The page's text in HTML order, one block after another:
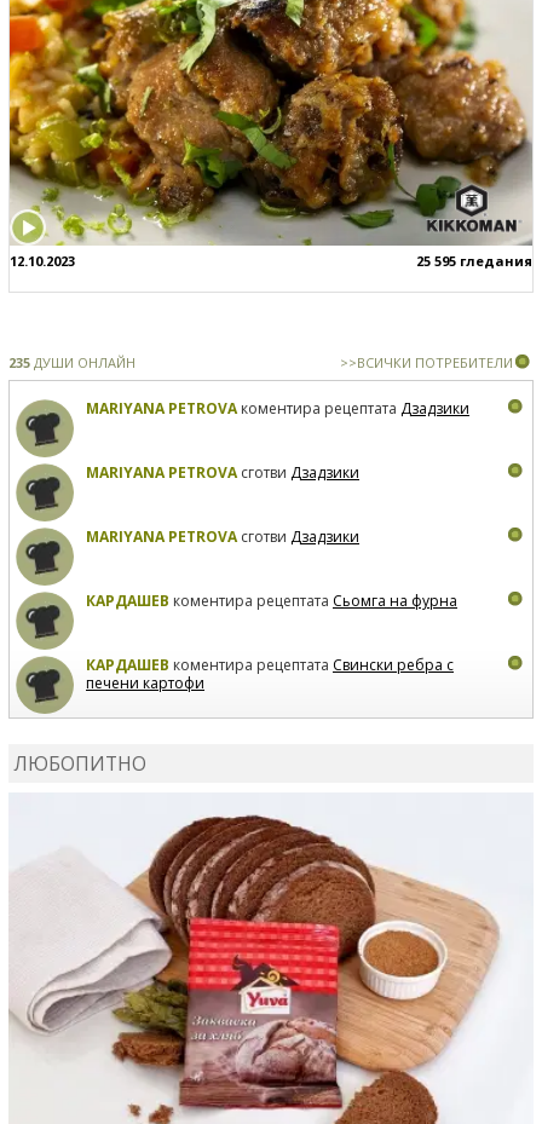
12.10.2023 25 595 гледания
235 ДУШИ ОНЛАЙН >>ВСИЧКИ ПОТРЕБИТЕЛИ
MARIYANA PETROVAкоментира рецептата Дзадзики
MARIYANA PETROVAсготви Дзадзики
MARIYANA PETROVAсготви Дзадзики
КАРДАШЕВ коментира рецептата Сьомга на фурна
КАРДАШЕВ коментира рецептата Свински ребра с
печени картофи
ЛЮБОПИТНО